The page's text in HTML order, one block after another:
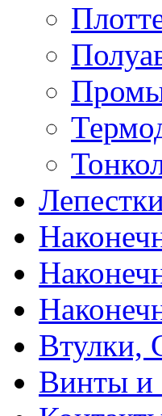
Втулки,
Винты и